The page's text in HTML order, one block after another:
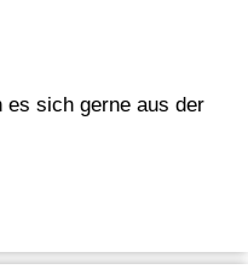
es sich gerne aus der